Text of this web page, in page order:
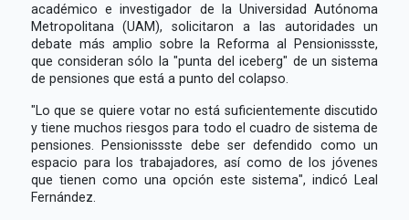
académico e investigador de la Universidad Autónoma
Metropolitana (UAM), solicitaron a las autoridades un
debate más amplio sobre la Reforma al Pensionissste,
que consideran sólo la "punta del iceberg" de un sistema
de pensiones que está a punto del colapso.
"Lo que se quiere votar no está suficientemente discutido
y tiene muchos riesgos para todo el cuadro de sistema de
pensiones. Pensionissste debe ser defendido como un
espacio para los trabajadores, así como de los jóvenes
que tienen como una opción este sistema", indicó Leal
Fernández.